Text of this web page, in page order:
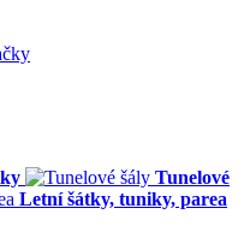
Tunelové
Letní šátky, tuniky, parea